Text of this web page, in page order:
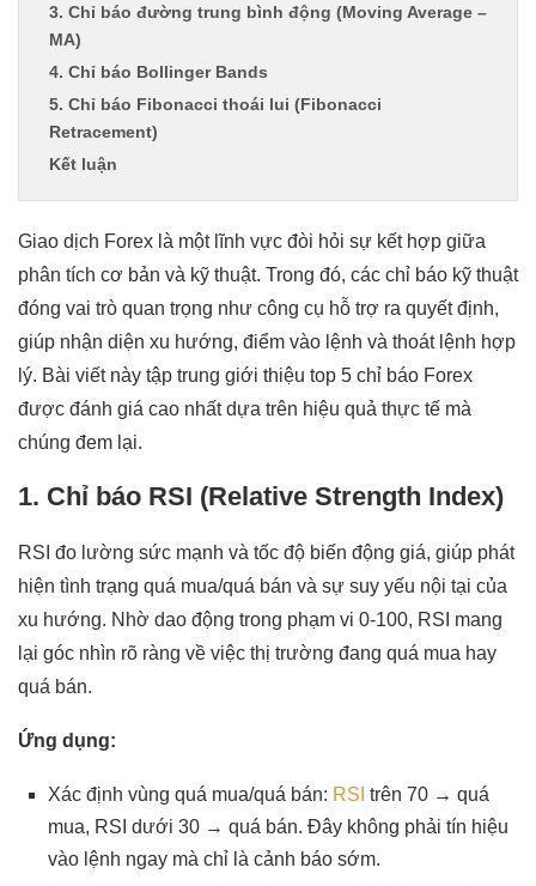
3. Chỉ báo đường trung bình động (Moving Average –
MA)
4. Chỉ báo Bollinger Bands
5. Chỉ báo Fibonacci thoái lui (Fibonacci
Retracement)
Kết luận
Giao dịch Forex là một lĩnh vực đòi hỏi sự kết hợp giữa
phân tích cơ bản và kỹ thuật. Trong đó, các chỉ báo kỹ thuật
đóng vai trò quan trọng như công cụ hỗ trợ ra quyết định,
giúp nhận diện xu hướng, điểm vào lệnh và thoát lệnh hợp
lý. Bài viết này tập trung giới thiệu top 5 chỉ báo Forex
được đánh giá cao nhất dựa trên hiệu quả thực tế mà
chúng đem lại.
1. Chỉ báo RSI (Relative Strength Index)
RSI đo lường sức mạnh và tốc độ biến động giá, giúp phát
hiện tình trạng quá mua/quá bán và sự suy yếu nội tại của
xu hướng. Nhờ dao động trong phạm vi 0-100, RSI mang
lại góc nhìn rõ ràng về việc thị trường đang quá mua hay
quá bán.
Ứng dụng:
Xác định vùng quá mua/quá bán: RSI trên 70 → quá
mua, RSI dưới 30 → quá bán. Đây không phải tín hiệu
vào lệnh ngay mà chỉ là cảnh báo sớm.